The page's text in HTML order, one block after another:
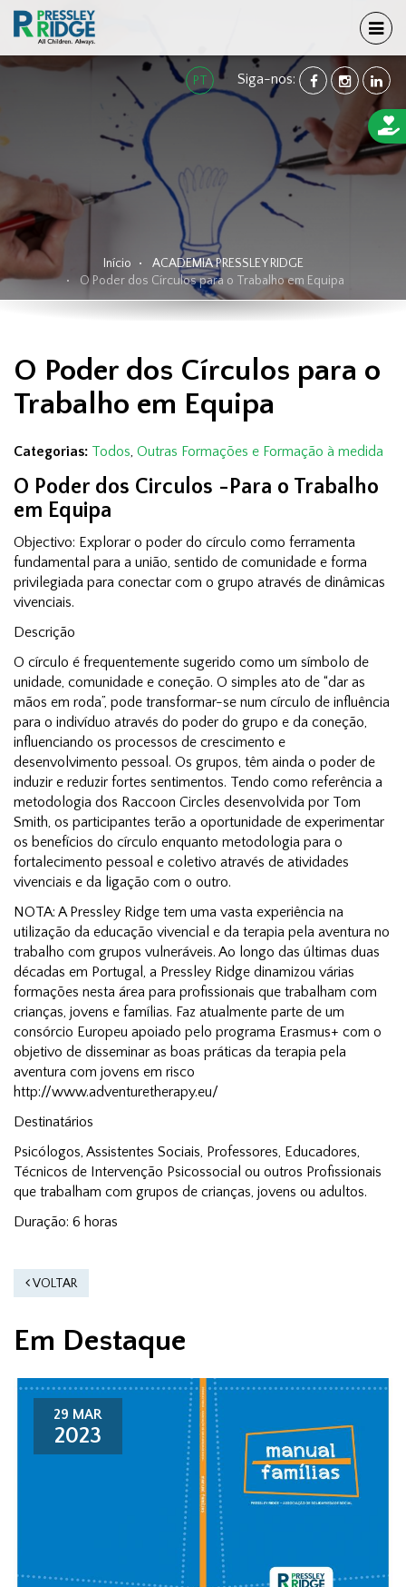
PT Siga-nos: FACEBOOK
Início
ACADEMIA PRESSLEY RIDGE
O Poder dos Círculos para o Trabalho em Equipa
O Poder dos Círculos para o
Trabalho em Equipa
Categorias: Todos, Outras Formações e Formação à medida
O Poder dos Circulos -Para o Trabalho
em Equipa
Objectivo: Explorar o poder do círculo como ferramenta
fundamental para a união, sentido de comunidade e forma
privilegiada para conectar com o grupo através de dinâmicas
vivenciais.
Descrição
O círculo é frequentemente sugerido como um símbolo de
unidade, comunidade e coneção. O simples ato de “dar as
mãos em roda”, pode transformar-se num círculo de influência
para o indivíduo através do poder do grupo e da coneção,
influenciando os processos de crescimento e
desenvolvimento pessoal. Os grupos, têm ainda o poder de
induzir e reduzir fortes sentimentos. Tendo como referência a
metodologia dos Raccoon Circles desenvolvida por Tom
Smith, os participantes terão a oportunidade de experimentar
os benefícios do círculo enquanto metodologia para o
fortalecimento pessoal e coletivo através de atividades
vivenciais e da ligação com o outro.
NOTA: A Pressley Ridge tem uma vasta experiência na
utilização da educação vivencial e da terapia pela aventura no
trabalho com grupos vulneráveis. Ao longo das últimas duas
décadas em Portugal, a Pressley Ridge dinamizou várias
formações nesta área para profissionais que trabalham com
crianças, jovens e famílias. Faz atualmente parte de um
consórcio Europeu apoiado pelo programa Erasmus+ com o
objetivo de disseminar as boas práticas da terapia pela
aventura com jovens em risco
http://www.adventuretherapy.eu/
Destinatários
Psicólogos, Assistentes Sociais, Professores, Educadores,
Técnicos de Intervenção Psicossocial ou outros Profissionais
que trabalham com grupos de crianças, jovens ou adultos.
Duração: 6 horas
VOLTAR
Em Destaque
29 MAR
2023